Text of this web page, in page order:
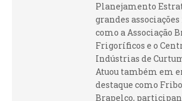
Planejamento
grandes
como a Associação
Frigoríficos e o
Indústrias de
Atuou também em
destaque como
Brapelco,